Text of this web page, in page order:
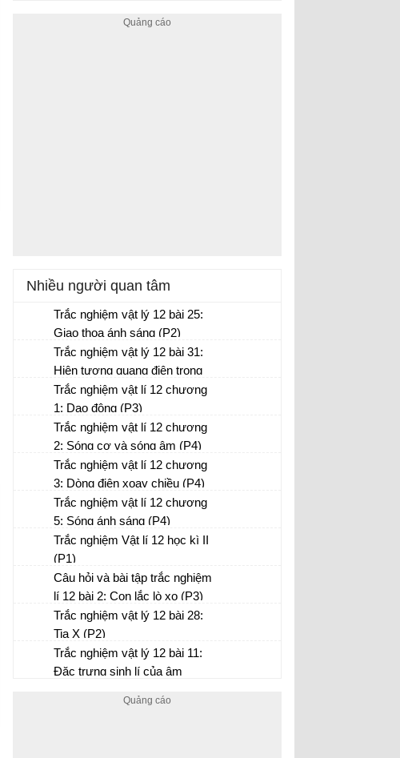
Nhiều người quan tâm
Trắc nghiệm vật lý 12 bài 25:
Giao thoa ánh sáng (P2)
Trắc nghiệm vật lý 12 bài 31:
Hiện tượng quang điện trong
(P2)
Trắc nghiệm vật lí 12 chương
1: Dao động (P3)
Trắc nghiệm vật lí 12 chương
2: Sóng cơ và sóng âm (P4)
Trắc nghiệm vật lí 12 chương
3: Dòng điện xoay chiều (P4)
Trắc nghiệm vật lí 12 chương
5: Sóng ánh sáng (P4)
Trắc nghiệm Vật lí 12 học kì II
(P1)
Câu hỏi và bài tập trắc nghiệm
lí 12 bài 2: Con lắc lò xo (P3)
Trắc nghiệm vật lý 12 bài 28:
Tia X (P2)
Trắc nghiệm vật lý 12 bài 11:
Đặc trưng sinh lí của âm